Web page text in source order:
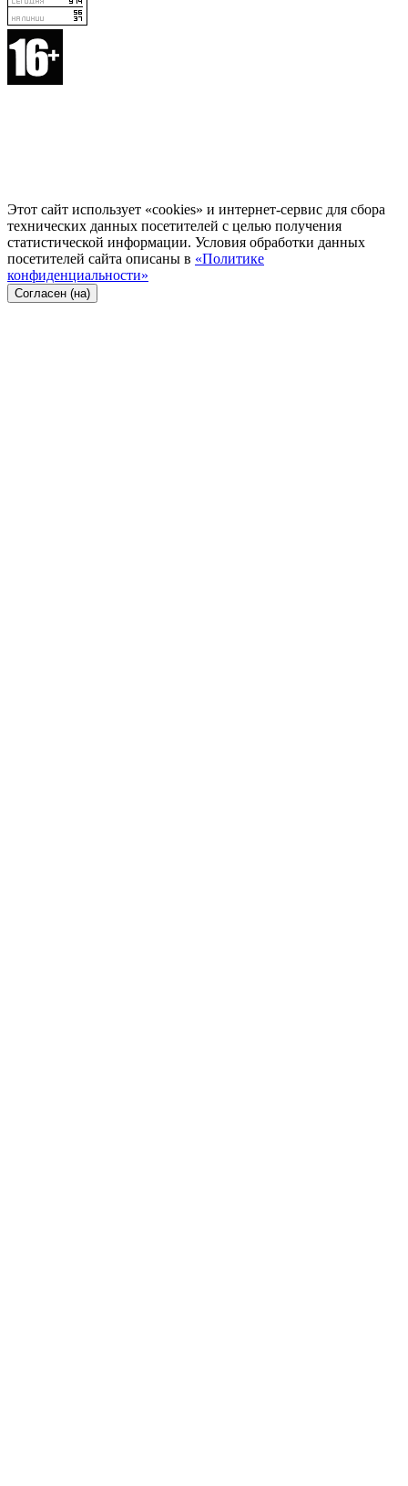
Этот сайт использует «cookies» и интернет-сервис для сбора
технических данных посетителей с целью получения
статистической информации. Условия обработки данных
посетителей сайта описаны в «Политике
конфиденциальности»
Согласен (на)